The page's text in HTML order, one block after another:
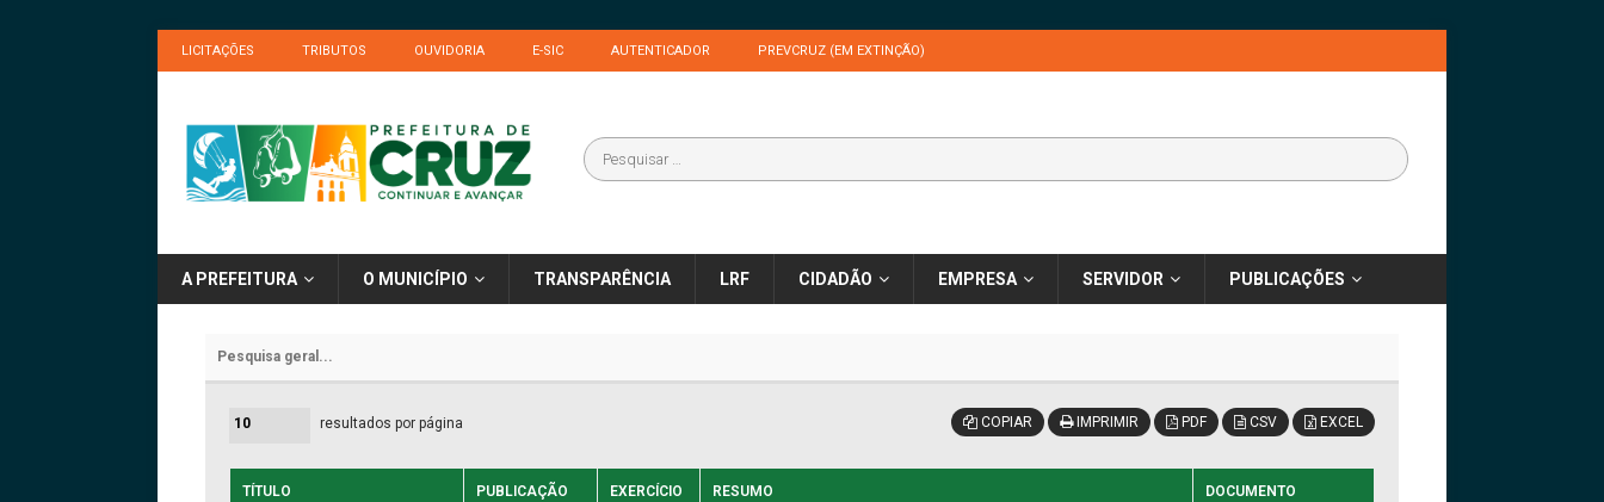
LICITAÇÕES TRIBUTOS OUVIDORIA E-SIC AUTENTICADOR PREVCRUZ (EM EXTINÇÃO)
A PREFEITURA O MUNICÍPIO TRANSPARÊNCIA LRF CIDADÃO EMPRESA SERVIDOR PUBLICAÇÕES
resultados por página COPIAR IMPRIMIR PDF CSV EXCEL
TÍTULO PUBLICAÇÃO EXERCÍCIO RESUMO DOCUMENTO